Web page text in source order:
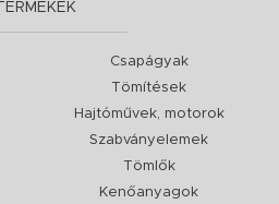
TERMÉKEK
Csapágyak
Tömítések
Hajtóművek, motorok
Szabványelemek
Tömlők
Kenőanyagok